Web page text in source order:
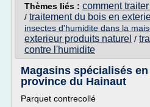
Thèmes liés : comment
/ traitement du bois en
insectes d'humidite dans la
exterieur produits naturel /
contre l'humidite
Magasins spécialisés
province du Hainaut
Parquet contrecollé